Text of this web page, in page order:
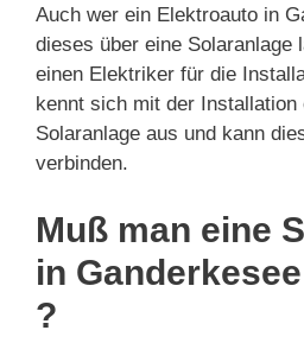
Auch wer ein Elektroauto in
dieses über eine Solaranlage
einen Elektriker für die
kennt sich mit der
Solaranlage aus und kann
verbinden.
Muß man eine
in
?